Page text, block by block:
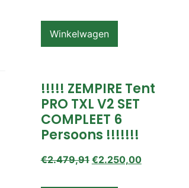
Winkelwagen
!!!!! ZEMPIRE Tent
PRO TXL V2 SET
COMPLEET 6
Persoons !!!!!!!
€2.479,91 €2.250,00